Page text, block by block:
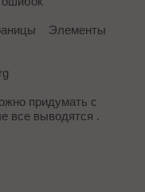
Элементы
придумать с
все выводятся .